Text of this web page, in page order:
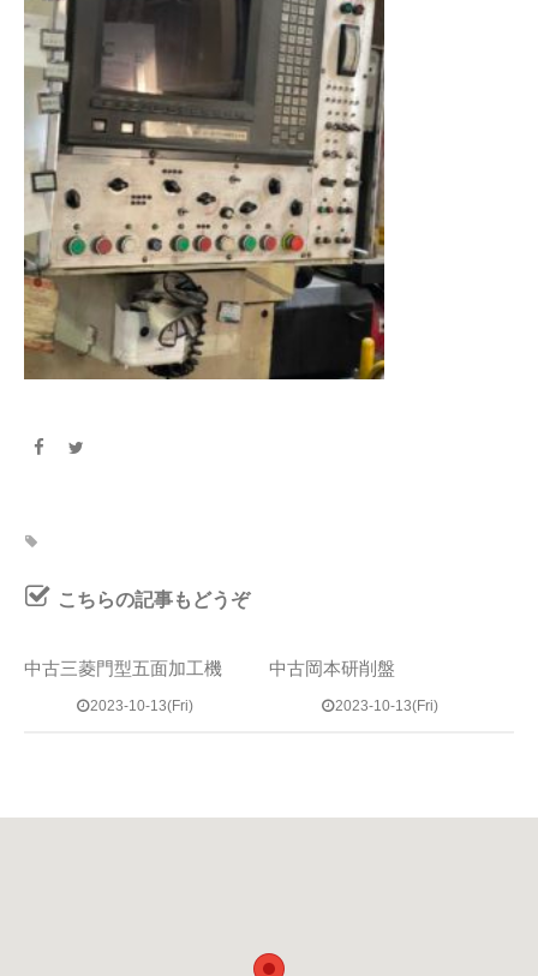
こちらの記事もどうぞ
中古三菱門型五面加工機
2023-10-13(Fri)
中古岡本研削盤
2023-10-13(Fri)